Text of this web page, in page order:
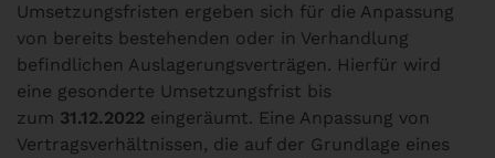
Umsetzungsfristen ergeben sich für die Anpassung
von bereits bestehenden oder in Verhandlung
befindlichen Auslagerungsverträgen. Hierfür wird
eine gesonderte Umsetzungsfrist bis
zum 31.12.2022 eingeräumt. Eine Anpassung von
Vertragsverhältnissen, die auf der Grundlage eines